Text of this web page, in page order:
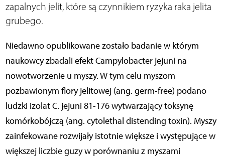
zapalnych jelit, które są czynnikiem ryzyka raka jelita
grubego.
Niedawno opublikowane zostało badanie w którym
naukowcy zbadali efekt Campylobacter jejuni na
nowotworzenie u myszy. W tym celu myszom
pozbawionym flory jelitowej (ang. germ-free) podano
ludzki izolat C. jejuni 81-176 wytwarzający toksynę
komórkobójczą (ang. cytolethal distending toxin). Myszy
zainfekowane rozwijały istotnie większe i występujące w
większej liczbie guzy w porównaniu z myszami